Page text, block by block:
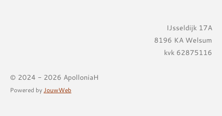
IJsseldijk 17A
8196 KA Welsum
kvk 62875116
© 2024 - 2026 ApolloniaH
Powered byJouwWeb